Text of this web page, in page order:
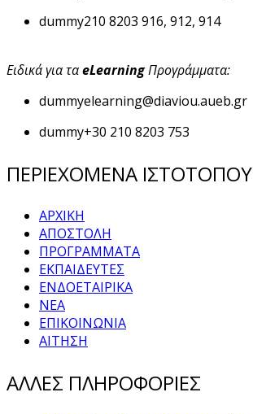
dummy210 8203 916, 912, 914
Ειδικά για ταeLearningΠρογράμματα:
dummyelearning@diaviou.aueb.gr
dummy+30 210 8203 753
ΠΕΡΙΕΧΟΜΕΝΑ ΙΣΤΟΤΟΠΟΥ
ΑΡΧΙΚΗ
ΑΠΟΣΤΟΛΗ
ΠΡΟΓΡΑΜΜΑΤΑ
ΕΚΠΑΙΔΕΥΤΕΣ
ΕΝΔΟΕΤΑΙΡΙΚΑ
ΝΕΑ
ΕΠΙΚΟΙΝΩΝΙΑ
ΑΙΤΗΣΗ
ΑΛΛΕΣ ΠΛΗΡΟΦΟΡΙΕΣ